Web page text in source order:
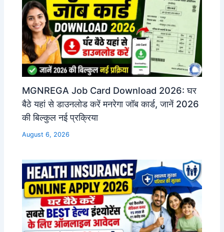
MGNREGA Job Card Download 2026: घर
बैठे यहां से डाउनलोड करें मनरेगा जॉब कार्ड, जानें 2026
की बिल्कुल नई प्रक्रिया
August 6, 2026